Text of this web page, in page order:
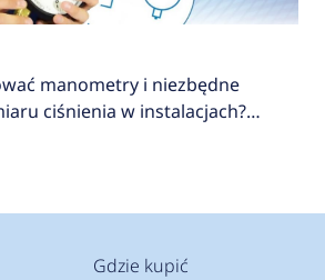
manometry i niezbędne
ciśnienia w instalacjach?
Gdzie kupić